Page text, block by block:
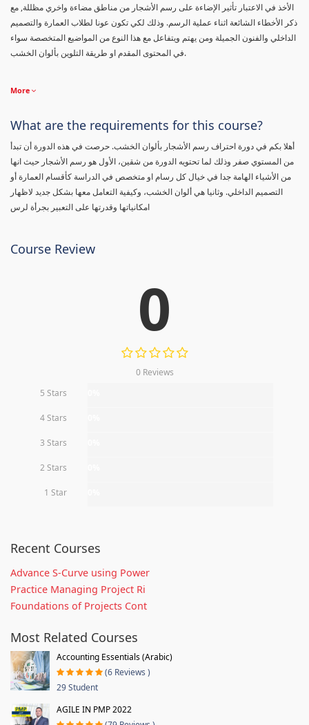
الأخذ في الاعتبار تأثير الإضاءة على رسم الأشجار من مناطق مضاءة واخري مظللة, مع
ذكر الأخطاء الشائعة اثناء عملية الرسم. وذلك لكي تكون عونا لطلاب العمارة والتصميم
الداخلي والفنون الجميلة ومن يهتم ويتفاعل مع هذا النوع من المواضيع المتخصصة سواء
في المحتوى المقدم او طريقة التلوين بألوان الخشب.
More
What are the requirements for this course?
أهلا بكم في دورة احتراف رسم الأشجار بألوان الخشب. حرصت في هذه الدورة أن تبدأ
من المستوي صفر وذلك لما تحتويه الدورة من شقين، الأول هو رسم الأشجار حيث انها
من الأشياء الهامة جدا في خيال كل رسام او متخصص في الدراسة كأقسام العمارة أو
التصميم الداخلي. وثانيا هي ألوان الخشب، وكيفية التعامل معها بشكل جديد لاظهار
امكانياتها وقدرتها على التعبير بجرأة لرس
Course Review
0
0 Reviews
5 Stars
4 Stars
3 Stars
2 Stars
1 Star
Recent Courses
Advance S-Curve using Power
Practice Managing Project Ri
Foundations of Projects Cont
Most Related Courses
Accounting Essentials (Arabic)
(6 Reviews )
29 Student
AGILE IN PMP 2022